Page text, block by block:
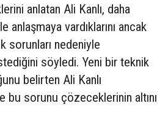
anlatan Ali Kanlı, daha
anlaşmaya vardıklarını ancak
sorunları nedeniyle
söyledi. Yeni bir teknik
belirten Ali Kanlı
bu sorunu çözeceklerinin altını